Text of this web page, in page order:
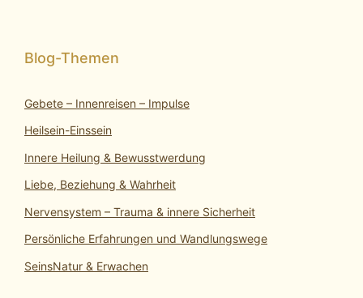
Gebete – Innenreisen – Impulse
Heilsein-Einssein
Innere Heilung & Bewusstwerdung
Liebe, Beziehung & Wahrheit
Nervensystem – Trauma & innere Sicherheit
Persönliche Erfahrungen und Wandlungswege
SeinsNatur & Erwachen